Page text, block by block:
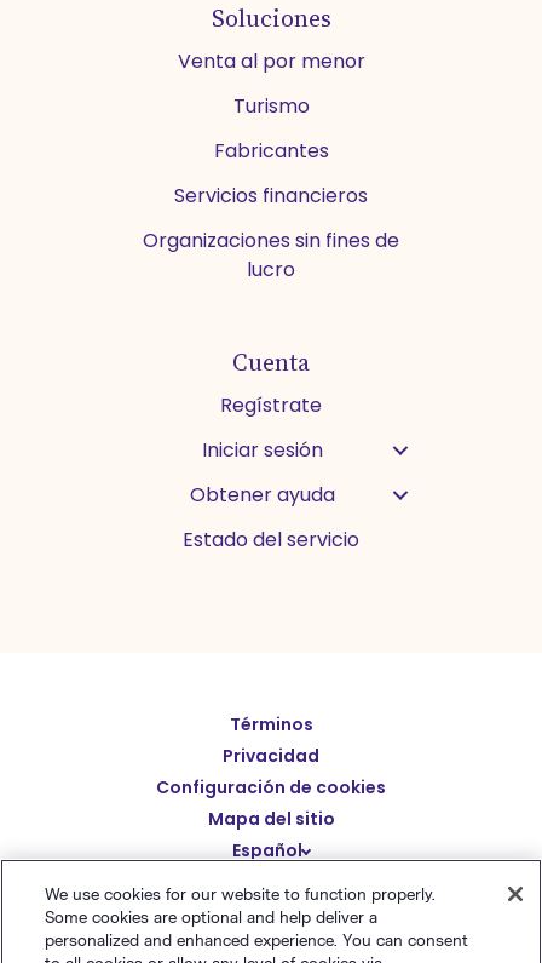
Soluciones
Venta al por menor
Turismo
Fabricantes
Servicios financieros
Organizaciones sin fines de
lucro
Cuenta
Regístrate
Iniciar sesión
Obtener ayuda
Estado del servicio
Términos
Privacidad
Configuración de cookies
Mapa del sitio
Español
English
Deutsch
繁體中文
简体中文
日本語
Italiano
© Polaris Software,LLC 粤ICP备14001834号
We use cookies for our website to function properly.
Some cookies are optional and help deliver a
personalized and enhanced experience. You can consent